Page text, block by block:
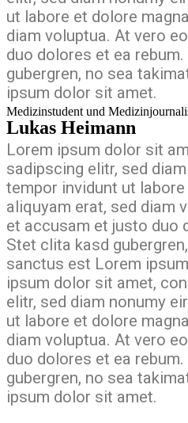
ut labore et dolore
diam voluptua. At vero
duo dolores et ea
gubergren, no sea
ipsum dolor sit amet.
Medizinstudent und
Lukas Heimann
Lorem ipsum dolor sit
sadipscing elitr, sed
tempor invidunt ut
aliquyam erat, sed diam
et accusam et justo duo
Stet clita kasd
sanctus est Lorem
ipsum dolor sit amet,
elitr, sed diam nonumy
ut labore et dolore
diam voluptua. At vero
duo dolores et ea
gubergren, no sea
ipsum dolor sit amet.